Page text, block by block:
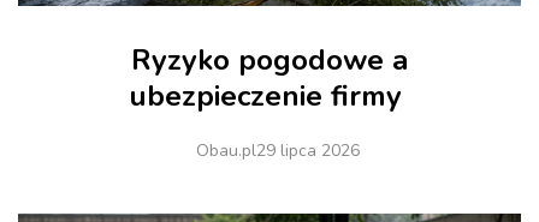
Ryzyko pogodowe a
ubezpieczenie firmy
Obau.pl29 lipca 2026